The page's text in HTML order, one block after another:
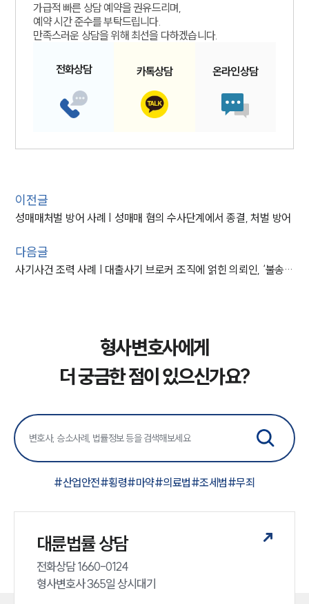
가급적 빠른 상담 예약을 권유드리며,
예약 시간 준수를 부탁드립니다.
만족스러운 상담을 위해 최선을 다하겠습니다.
전화상담 카톡상담 온라인상담
이전글
성매매처벌 방어 사례 | 성매매 혐의 수사단계에서 종결, 처벌 방어
다음글
사기사건 조력 사례 | 대출사기 브로커 조직에 얽힌 의뢰인, ‘불송치’
형사변호사에게
더 궁금한 점이 있으신가요?
#산업안전#횡령#마약#의료법#조세범#무죄
대륜법률 상담
전화상담 1660-0124
형사변호사 365일 상시대기